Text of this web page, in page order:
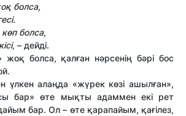
болса,
болса,
– дейді.
жоқ болса, қалған нәрсенің бәрі бос
үлкен алаңда «жүрек көзі ашылған»,
бар» өте мықты адаммен екі рет
бар. Ол – өте қарапайым, қағілез,